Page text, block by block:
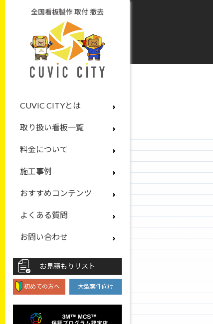
全国看板製作 取付 撤去
CUVIC CITYとは
取り扱い看板一覧
料金について
施工事例
おすすめコンテンツ
よくある質問
お問い合わせ
お見積もりリスト
初めての方へ 大型案件向け